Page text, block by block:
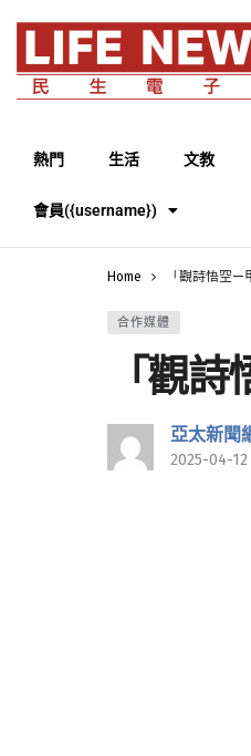
熱門 生活 文教
會員({username})
Home 「觀詩悟空
合作媒體
「觀
亞太新聞
2025-04-12